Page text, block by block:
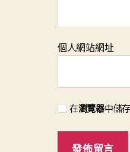
個人網站網址
在瀏覽器中儲